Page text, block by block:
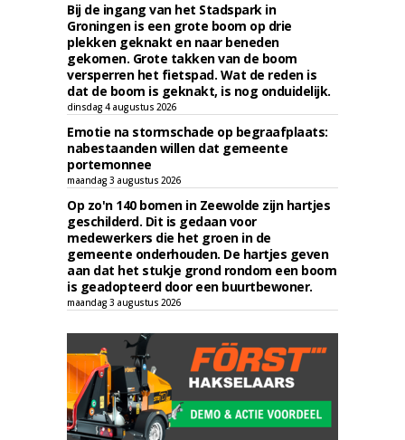
Bij de ingang van het Stadspark in
Groningen is een grote boom op drie
plekken geknakt en naar beneden
gekomen. Grote takken van de boom
versperren het fietspad. Wat de reden is
dat de boom is geknakt, is nog onduidelijk.
dinsdag 4 augustus 2026
Emotie na stormschade op begraafplaats:
nabestaanden willen dat gemeente
portemonnee
maandag 3 augustus 2026
Op zo'n 140 bomen in Zeewolde zijn hartjes
geschilderd. Dit is gedaan voor
medewerkers die het groen in de
gemeente onderhouden. De hartjes geven
aan dat het stukje grond rondom een boom
is geadopteerd door een buurtbewoner.
maandag 3 augustus 2026